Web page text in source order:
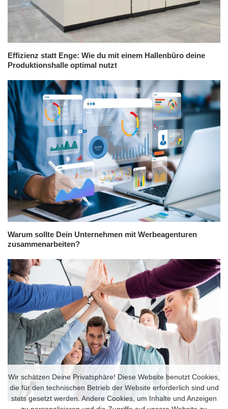
Effizienz statt Enge: Wie du mit einem Hallenbüro deine
Produktionshalle optimal nutzt
Warum sollte Dein Unternehmen mit Werbeagenturen
zusammenarbeiten?
Wir schätzen Deine Privatsphäre! Diese Website benutzt Cookies,
die für den technischen Betrieb der Website erforderlich sind und
stets gesetzt werden. Andere Cookies, um Inhalte und Anzeigen